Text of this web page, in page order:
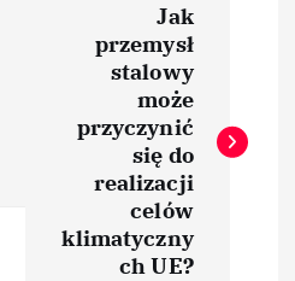
Jak
przemysł
stalowy
może
przyczynić
się do
realizacji
celów
klimatyczny
ch UE?